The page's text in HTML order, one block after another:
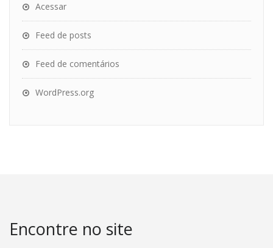
Acessar
Feed de posts
Feed de comentários
WordPress.org
Encontre no site